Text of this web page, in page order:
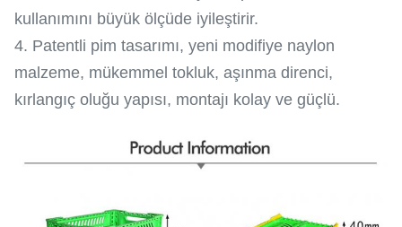
kullanımını büyük ölçüde iyileştirir.
4. Patentli pim tasarımı, yeni modifiye naylon
malzeme, mükemmel tokluk, aşınma direnci,
kırlangıç ​​oluğu yapısı, montajı kolay ve güçlü.